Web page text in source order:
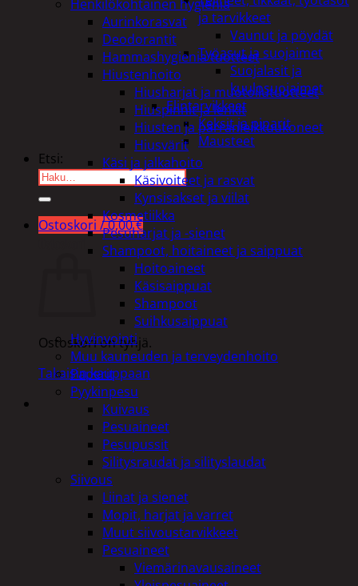
ja tarvikkeet
Vaunut ja pöydät
Työasut ja suojaimet
Suojalasit ja
kuulosuojaimet
Elintarvikkeet
Keksit ja piparit
Mausteet
Etsi:
Ostoskori /0,00€
Ostoskori on tyhjä.
Takaisin kauppaan
Henkilökohtainen hygienia
Aurinkorasvat
Deodorantit
Hammashygienia tuotteet
Hiustenhoito
Hiusharjat ja muotoilutuotteet
Hiuspinnit ja lenkit
Hiusten ja parranleikkuukoneet
Hiusvärit
Käsi ja jalkahoito
Käsivoiteet ja rasvat
Kynsisakset ja viilat
Kosmetiikka
Pesuharjat ja -sienet
Shampoot, hoitaineet ja saippuat
Hoitoaineet
Käsisaippuat
Shampoot
Suihkusaippuat
Hyvinvointi
Muu kauneuden ja terveydenhoito
Paperit
Pyykinpesu
Kuivaus
Pesuaineet
Pesupussit
Silitysraudat ja silityslaudat
Siivous
Liinat ja sienet
Mopit, harjat ja varret
Muut siivoustarvikkeet
Pesuaineet
Viemärinavausaineet